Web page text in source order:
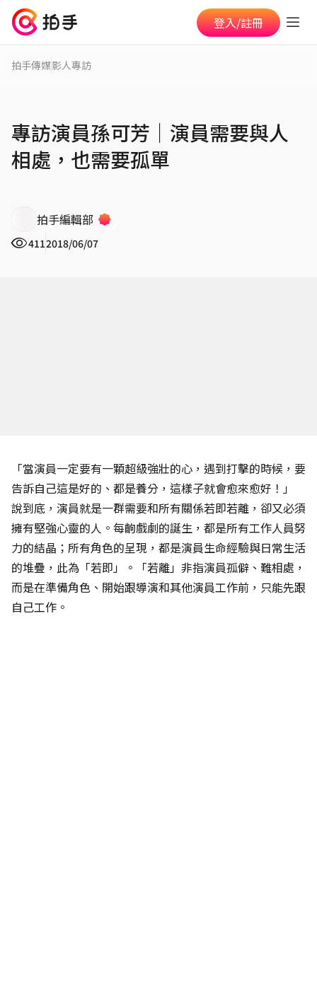
登入/註冊
拍手傳媒影人專訪
專訪演員孫可芳│演員需要與人
相處，也需要孤單
拍手編輯部
4112018/06/07
「當演員一定要有一顆超級強壯的心，遇到打擊的時候，要
告訴自己這是好的、都是養分，這樣子就會愈來愈好！」
說到底，演員就是一群需要和所有關係若即若離，卻又必須
擁有堅強心靈的人。每齣戲劇的誕生，都是所有工作人員努
力的結晶；所有角色的呈現，都是演員生命經驗與日常生活
的堆疊，此為「若即」。「若離」非指演員孤僻、難相處，
而是在準備角色、開始跟導演和其他演員工作前，只能先跟
自己工作。